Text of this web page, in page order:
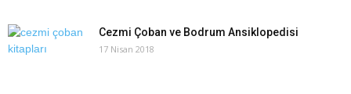
Cezmi Çoban ve Bodrum Ansiklopedisi
17 Nisan 2018